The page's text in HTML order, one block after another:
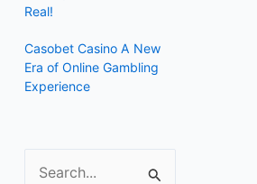
Real!
Casobet Casino A New
Era of Online Gambling
Experience